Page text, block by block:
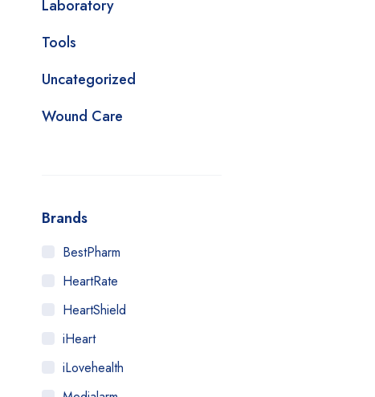
Laboratory
Tools
Uncategorized
Wound Care
Brands
BestPharm
HeartRate
HeartShield
iHeart
iLovehealth